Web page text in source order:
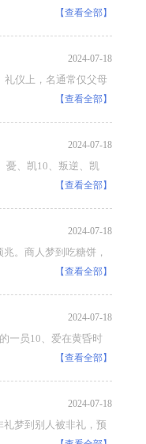
【查看全部】
2024-07-18
仪上，名通常仅父母
【查看全部】
2024-07-18
、凯10、叛逆、凯
【查看全部】
2024-07-18
。商人梦到吃糖饼，
【查看全部】
2024-07-18
一员10、爱在黄昏时
【查看全部】
2024-07-18
梦到别人被非礼，预